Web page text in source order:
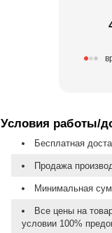
Условия работы/
Бесплатная
Продажа
Минимальная
Все цены на
условии 100%